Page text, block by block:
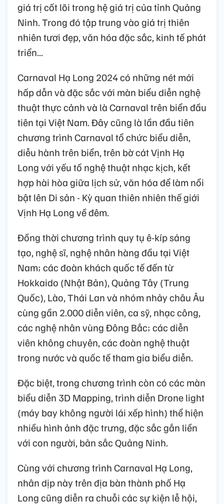
giá trị cốt lõi trong hệ giá trị của tỉnh Quảng
Ninh. Trong đó tập trung vào giá trị thiên
nhiên tươi đẹp, văn hóa đặc sắc, kinh tế phát
triển...
Carnaval Hạ Long 2024 có những nét mới
hấp dẫn và đặc sắc với màn biểu diễn nghệ
thuật thực cảnh và là Carnaval trên biển đầu
tiên tại Việt Nam. Đây cũng là lần đầu tiên
chương trình Carnaval tổ chức biểu diễn,
diễu hành trên biển, trên bờ cát Vịnh Hạ
Long với yếu tố nghệ thuật nhạc kịch, kết
hợp hài hòa giữa lịch sử, văn hóa để làm nổi
bật lên Di sản - Kỳ quan thiên nhiên thế giới
Vịnh Hạ Long về đêm.
Đồng thời chương trình quy tụ ê-kíp sáng
tạo, nghệ sĩ, nghệ nhân hàng đầu tại Việt
Nam; các đoàn khách quốc tế đến từ
Hokkaido (Nhật Bản), Quảng Tây (Trung
Quốc), Lào, Thái Lan và nhóm nhảy châu Âu
cùng gần 2.000 diễn viên, ca sỹ, nhạc công,
các nghệ nhân vùng Đông Bắc; các diễn
viên không chuyên, các đoàn nghệ thuật
trong nước và quốc tế tham gia biểu diễn.
Đặc biệt, trong chương trình còn có các màn
biểu diễn 3D Mapping, trình diễn Drone light
(máy bay không người lái xếp hình) thể hiện
nhiều hình ảnh đặc trưng, đặc sắc gắn liền
với con người, bản sắc Quảng Ninh.
Cùng với chương trình Carnaval Hạ Long,
nhân dịp này trên địa bàn thành phố Hạ
Long cũng diễn ra chuỗi các sự kiện lễ hội,